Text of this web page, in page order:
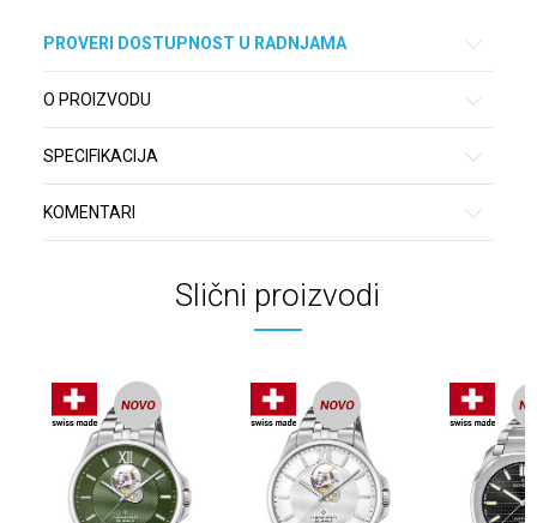
PROVERI DOSTUPNOST U RADNJAMA
O PROIZVODU
SPECIFIKACIJA
KOMENTARI
Slični proizvodi